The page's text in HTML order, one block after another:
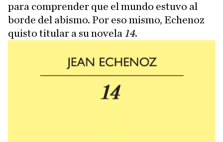
para comprender que el mundo estuvo al
borde del abismo. Por eso mismo, Echenoz
quisto titular a su novela 14.